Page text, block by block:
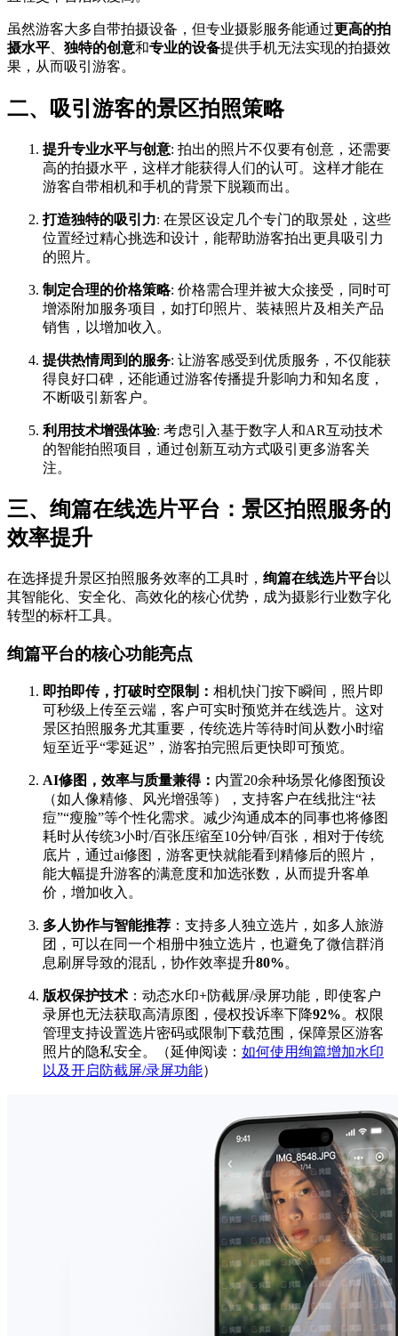
虽然游客大多自带拍摄设备，但专业摄影服务能通过更高的拍
摄水平
独特的创意和专业的设备提供手机无法实现的拍摄效
果，从而吸引游客。
二、吸引游客的景区拍照策略
提升专业水平与创意: 拍出的照片不仅要有创意，还需要
高的拍摄水平，这样才能获得人们的认可。这样才能在
游客自带相机和手机的背景下脱颖而出。
打造独特的吸引力: 在景区设定几个专门的取景处，这些
位置经过精心挑选和设计，能帮助游客拍出更具吸引力
的照片。
制定合理的价格策略: 价格需合理并被大众接受，同时可
增添附加服务项目，如打印照片、装裱照片及相关产品
销售，以增加收入。
提供热情周到的服务: 让游客感受到优质服务，不仅能获
得良好口碑，还能通过游客传播提升影响力和知名度，
不断吸引新客户。
利用技术增强体验: 考虑引入基于数字人和AR互动技术
的智能拍照项目，通过创新互动方式吸引更多游客关
注。
三、绚篇在线选片平台：景区拍照服务的
效率提升
在选择提升景区拍照服务效率的工具时， 绚篇在线选片平台 以
其智能化、安全化、高效化的核心优势，成为摄影行业数字化
转型的标杆工具。
绚篇平台的核心功能亮点
即拍即传，打破时空限制： 相机快门按下瞬间，照片即
可秒级上传至云端，客户可实时预览并在线选片。这对
景区拍照服务尤其重要，传统选片等待时间从数小时缩
短至近乎“零延迟”，游客拍完照后更快即可预览。
AI修图，效率与质量兼得： 内置20余种场景化修图预设
（如人像精修、风光增强等），支持客户在线批注“祛
痘”“瘦脸”等个性化需求。减少沟通成本的同事也将修图
耗时从传统3小时/百张压缩至10分钟/百张，相对于传统
底片，通过ai修图，游客更快就能看到精修后的照片，
能大幅提升游客的满意度和加选张数，从而提升客单
价，增加收入。
多人协作与智能推荐 ：支持多人独立选片，如多人旅游
团，可以在同一个相册中独立选片，也避免了微信群消
息刷屏导致的混乱，协作效率提升80%。
版权保护技术 ：动态水印+防截屏/录屏功能，即使客户
录屏也无法获取高清原图，侵权投诉率下降92%。权限
管理支持设置选片密码或限制下载范围，保障景区游客
照片的隐私安全。（延伸阅读： 如何使用绚篇增加水印
以及开启防截屏/录屏功能）